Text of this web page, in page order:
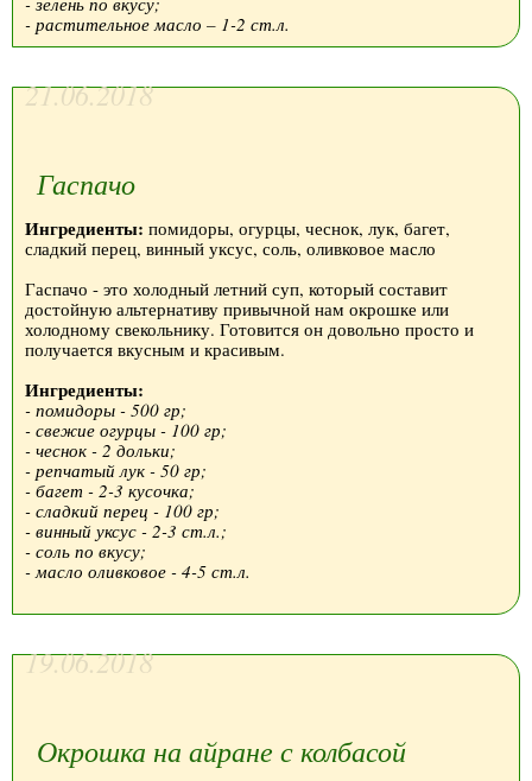
- растительное масло – 1-2 ст.л.
21.06.2018
Гаспачо
Ингредиенты: помидоры, огурцы, чеснок, лук, багет,
сладкий перец, винный уксус, соль, оливковое масло
Гаспачо - это холодный летний суп, который составит
достойную альтернативу привычной нам окрошке или
холодному свекольнику. Готовится он довольно просто и
получается вкусным и красивым.
Ингредиенты:
- помидоры - 500 гр;
- свежие огурцы - 100 гр;
- чеснок - 2 дольки;
- репчатый лук - 50 гр;
- багет - 2-3 кусочка;
- сладкий перец - 100 гр;
- винный уксус - 2-3 ст.л.;
- соль по вкусу;
- масло оливковое - 4-5 ст.л.
19.06.2018
Окрошка на айране с колбасой